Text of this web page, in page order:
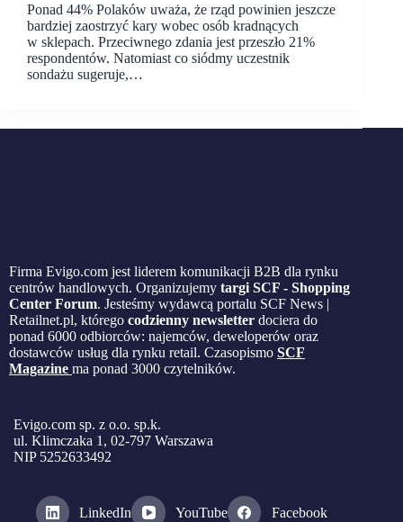
Ponad 44% Polaków uważa, że rząd powinien jeszcze
bardziej zaostrzyć kary wobec osób kradnących
w sklepach. Przeciwnego zdania jest przeszło 21%
respondentów. Natomiast co siódmy uczestnik
sondażu sugeruje,…
Firma Evigo.com jest liderem komunikacji B2B dla rynku
centrów handlowych. Organizujemy targi SCF - Shopping
Center Forum. Jesteśmy wydawcą portalu SCF News |
Retailnet.pl, którego codzienny newsletter dociera do
ponad 6000 odbiorców: najemców, deweloperów oraz
dostawców usług dla rynku retail. Czasopismo SCF
Magazine ma ponad 3000 czytelników.
Evigo.com sp. z o.o. sp.k.
ul. Klimczaka 1, 02-797 Warszawa
NIP 5252633492
LinkedIn YouTube Facebook